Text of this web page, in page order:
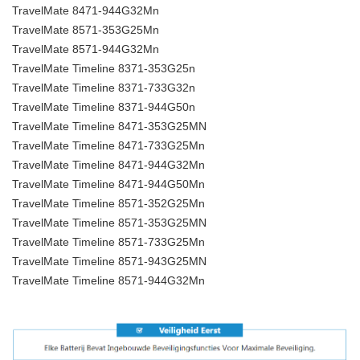
TravelMate 8471-944G32Mn
TravelMate 8571-353G25Mn
TravelMate 8571-944G32Mn
TravelMate Timeline 8371-353G25n
TravelMate Timeline 8371-733G32n
TravelMate Timeline 8371-944G50n
TravelMate Timeline 8471-353G25MN
TravelMate Timeline 8471-733G25Mn
TravelMate Timeline 8471-944G32Mn
TravelMate Timeline 8471-944G50Mn
TravelMate Timeline 8571-352G25Mn
TravelMate Timeline 8571-353G25MN
TravelMate Timeline 8571-733G25Mn
TravelMate Timeline 8571-943G25MN
TravelMate Timeline 8571-944G32Mn